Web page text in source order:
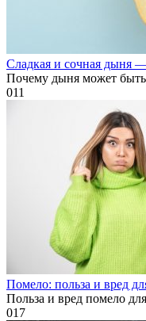
Сладкая и сочная дыня
Почему дыня может
011
Помело: польза и вред
Польза и вред помело
017